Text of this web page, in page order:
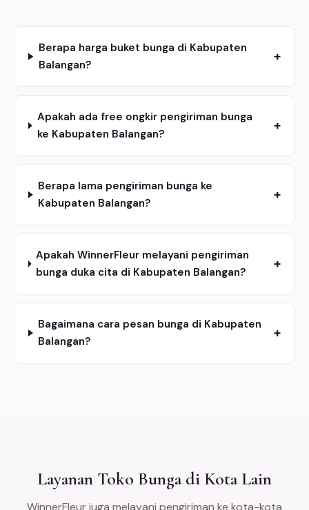
Berapa harga buket bunga di Kabupaten
Balangan?
+
Apakah ada free ongkir pengiriman bunga
ke Kabupaten Balangan?
+
Berapa lama pengiriman bunga ke
Kabupaten Balangan?
+
Apakah WinnerFleur melayani pengiriman
bunga duka cita di Kabupaten Balangan?
+
Bagaimana cara pesan bunga di Kabupaten
Balangan?
+
Layanan Toko Bunga di Kota Lain
WinnerFleur juga melayani pengiriman ke kota-kota